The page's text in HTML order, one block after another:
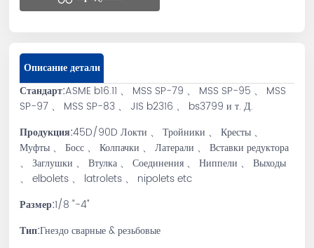
Описание детали
Стандарт:ASME b16.11 、 MSS SP-79 、 MSS SP-95 、 MSS
SP-97 、 MSS SP-83 、 JIS b2316 、 bs3799 и т. Д.
Продукция:45D/90D Локти 、 Тройники 、 Кресты 、
Муфты 、 Босс 、 Колпачки 、 Латерали 、 Вставки редуктора
、 Заглушки 、 Втулка 、 Соединения 、 Ниппели 、 Выходы
、 elbolets 、 latrolets 、 nipolets etc
Размер:1/8 "-4"
Тип:Гнездо сварные & резьбовые